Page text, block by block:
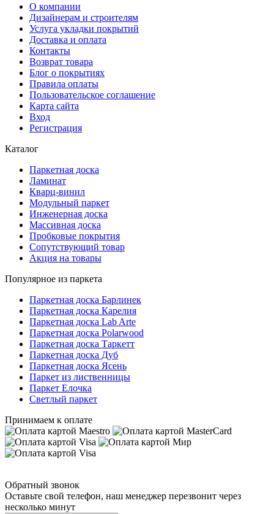
О компании
Дизайнерам и строителям
Услуга укладки покрытий
Доставка и оплата
Контакты
Возврат товара
Блог о покрытиях
Правила оплаты
Пользовательское соглашение
Карта сайта
Вход
Регистрация
Каталог
Паркетная доска
Ламинат
Кварц-винил
Модульный паркет
Инженерная доска
Массивная доска
Пробковые покрытия
Сопутствующий товар
Акция на товары
Популярное из паркета
Паркетная доска Барлинек
Паркетная доска Карелия
Паркетная доска Lab Arte
Паркетная доска Polarwood
Паркетная доска Таркетт
Паркетная доска Дуб
Паркетная доска Ясень
Паркет из лиственницы
Паркет Елочка
Светлый паркет
Принимаем к оплате
Обратный звонок
Оставьте свой телефон, наш менеджер перезвонит через
несколько минут